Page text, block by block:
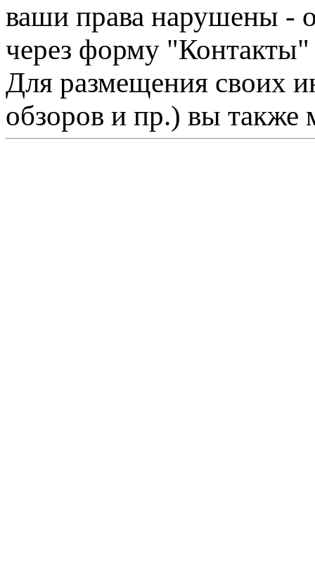
ваши права нарушены -
через форму "Контакты"
Для размещения своих
обзоров и пр.) вы также